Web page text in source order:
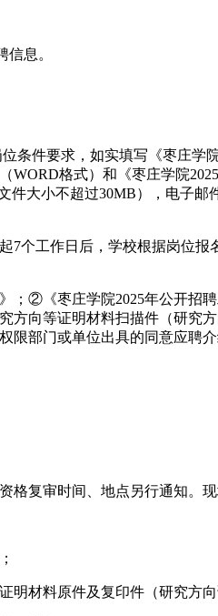
信息。
条件要求，如实填写《枣庄
WORD格式）和《枣庄学院
件大小不超过30MB），电子
个工作日后，学校根据岗位
；②《枣庄学院2025年公开
向等证明材料扫描件（研
部门或单位出具的同意应
复审时间、地点另行通知。
材料原件及复印件（研究方